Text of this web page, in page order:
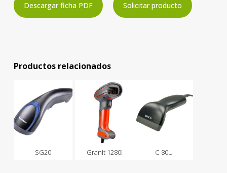
Descargar ficha PDF Solicitar producto
Productos relacionados
SG20 Granit 1280i C-80U